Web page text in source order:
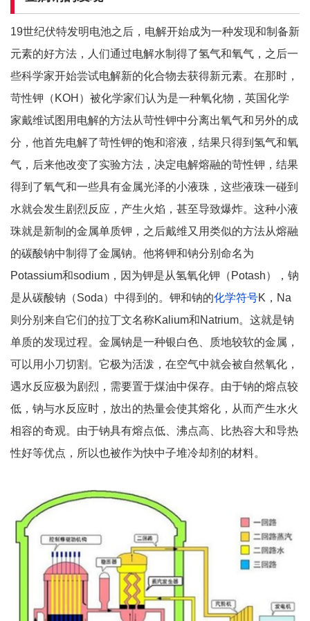
19世纪伏特发明电池之后，电解开始成为一种发现和制备新
元素的好方法，人们通过电解水制得了氢气和氧气，之后一
些科学家开始尝试电解新的化合物去获得新元素。在那时，
苛性钾（KOH）被化学家们认为是一种氧化物，英国化学
家戴维试图用电解的方法从苛性钾中分离出氧气和另外的成
分，他首先电解了苛性钾的饱和溶液，结果只得到氢气和氧
气，后来他改变了实验方法，决定电解熔融的苛性钾，结果
得到了氧气和一些具有金属光泽的小液珠，这些液珠一碰到
水就会发生剧烈反应，产生火焰，甚至导致爆炸。这种小液
珠就是新制的金属单质钾，之后戴维又用类似的方法从熔融
的碳酸钠中制得了金属钠。他将钾和钠分别命名为
Potassium和sodium，因为钾是从氢氧化钾（Potash），钠
是从碳酸钠（Soda）中得到的。钾和钠的化学符号K，Na
则分别来自它们的拉丁文名称Kalium和Natrium。这就是钠
单质的发现过程。金属钠是一种银白色、质地较软的金属，
可以用小刀切割。它极为活泼，在空气中就会被自然氧化，
遇水反应极为剧烈，需要置于煤油中保存。由于钠的熔点较
低，钠与水反应时，放出的热量会使其熔化，从而产生水火
相容的奇观。由于钠具有熔点低、沸点高、比热容大和导热
性好等优点，所以也被作为快中子堆冷却剂的材料。